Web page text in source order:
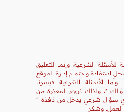
الشرعية، وإنما للتعليق
استفادة واهتمام إدارة الموقع
الأسئلة الشرعية فيسرنا
"، ولذلك نرجو المعذرة من
أي سؤال شرعي يدخل من نافذة "
وشكرا